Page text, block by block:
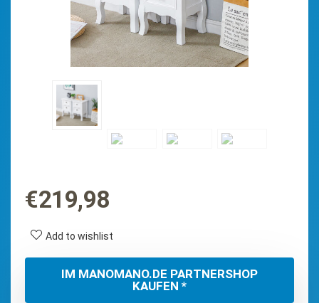
€219,98
Add to wishlist
IM MANOMANO.DE PARTNERSHOP
KAUFEN *